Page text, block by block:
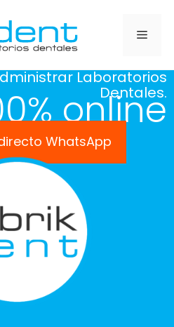
Laboratorios
Dentales.
online
WhatsApp